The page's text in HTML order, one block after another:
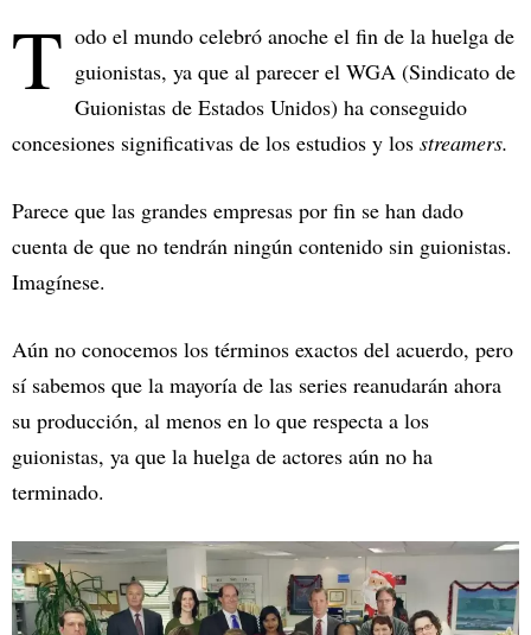
T odo el mundo celebró anoche el fin de la huelga de
guionistas, ya que al parecer el WGA (Sindicato de
Guionistas de Estados Unidos) ha conseguido
concesiones significativas de los estudios y los streamers.
Parece que las grandes empresas por fin se han dado
cuenta de que no tendrán ningún contenido sin guionistas.
Imagínese.
Aún no conocemos los términos exactos del acuerdo, pero
sí sabemos que la mayoría de las series reanudarán ahora
su producción, al menos en lo que respecta a los
guionistas, ya que la huelga de actores aún no ha
terminado.